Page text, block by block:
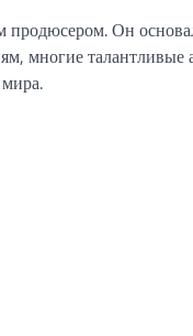
Он
многие талантливые